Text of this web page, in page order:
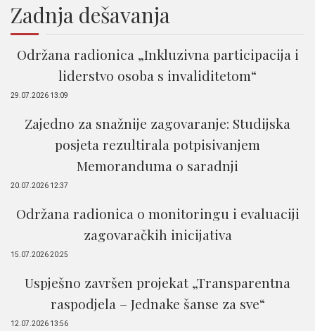
Zadnja dešavanja
Održana radionica „Inkluzivna participacija i
liderstvo osoba s invaliditetom“
29.07.2026 13:09
Zajedno za snažnije zagovaranje: Studijska
posjeta rezultirala potpisivanjem
Memoranduma o saradnji
20.07.2026 12:37
Održana radionica o monitoringu i evaluaciji
zagovaračkih inicijativa
15.07.2026 20:25
Uspješno završen projekat „Transparentna
raspodjela – Jednake šanse za sve“
12.07.2026 13:56